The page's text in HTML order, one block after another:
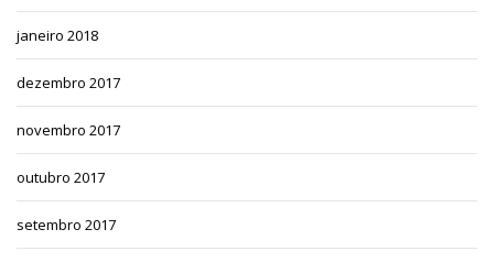
janeiro 2018
dezembro 2017
novembro 2017
outubro 2017
setembro 2017